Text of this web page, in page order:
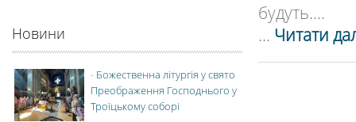
будуть....
... Читати
Новини
- Божественна літургія у свято
Преображення Господнього у
Троїцькому соборі